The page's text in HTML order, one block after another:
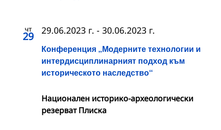
чт
29
Конференция „Модерните технологии и
интердисциплинарният подход към
историческото наследство“
29.06.2023 г. - 30.06.2023 г.
Национален историко-археологически
резерват Плиска